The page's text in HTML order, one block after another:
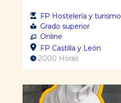
FP Hostelería y turismo
Grado superior
Online
FP Castilla y León
2000 Horas